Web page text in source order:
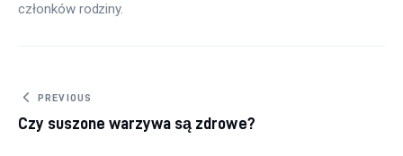
członków rodziny.
Nawigacja wpisu
PREVIOUS
Czy suszone warzywa są zdrowe?